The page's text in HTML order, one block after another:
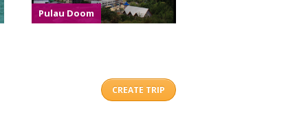
Pulau Doom
CREATE TRIP